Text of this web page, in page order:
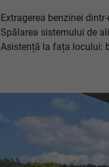
Extragerea benzinei
Spălarea sistemului de
Asistență la fața locului: